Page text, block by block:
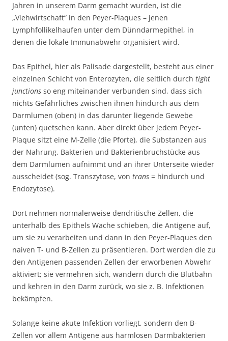
Jahren in unserem Darm gemacht wurden, ist die
„Viehwirtschaft“ in den Peyer-Plaques – jenen
Lymphfollikelhaufen unter dem Dünndarmepithel, in
denen die lokale Immunabwehr organisiert wird.
Das Epithel, hier als Palisade dargestellt, besteht aus einer
einzelnen Schicht von Enterozyten, die seitlich durch tight
junctions so eng miteinander verbunden sind, dass sich
nichts Gefährliches zwischen ihnen hindurch aus dem
Darmlumen (oben) in das darunter liegende Gewebe
(unten) quetschen kann. Aber direkt über jedem Peyer-
Plaque sitzt eine M-Zelle (die Pforte), die Substanzen aus
der Nahrung, Bakterien und Bakterienbruchstücke aus
dem Darmlumen aufnimmt und an ihrer Unterseite wieder
ausscheidet (sog. Transzytose, von trans = hindurch und
Endozytose).
Dort nehmen normalerweise dendritische Zellen, die
unterhalb des Epithels Wache schieben, die Antigene auf,
um sie zu verarbeiten und dann in den Peyer-Plaques den
naiven T- und B-Zellen zu präsentieren. Dort werden die zu
den Antigenen passenden Zellen der erworbenen Abwehr
aktiviert; sie vermehren sich, wandern durch die Blutbahn
und kehren in den Darm zurück, wo sie z. B. Infektionen
bekämpfen.
Solange keine akute Infektion vorliegt, sondern den B-
Zellen vor allem Antigene aus harmlosen Darmbakterien